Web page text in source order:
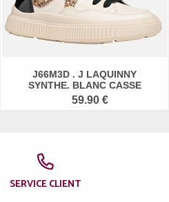
J66M3D . J LAQUINNY
SYNTHE. BLANC CASSE
59.90 €
SERVICE CLIENT